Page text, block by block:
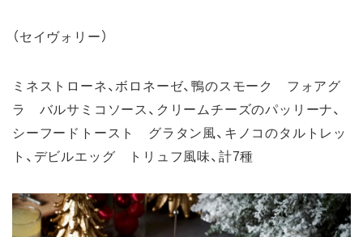
（セイヴォリー）
ミネストローネ、ボロネーゼ、鴨のスモーク フォアグ
ラ バルサミコソース、クリームチーズのパッリーナ、
シーフードトースト グラタン風、キノコのタルトレッ
ト、デビルエッグ トリュフ風味、計7種